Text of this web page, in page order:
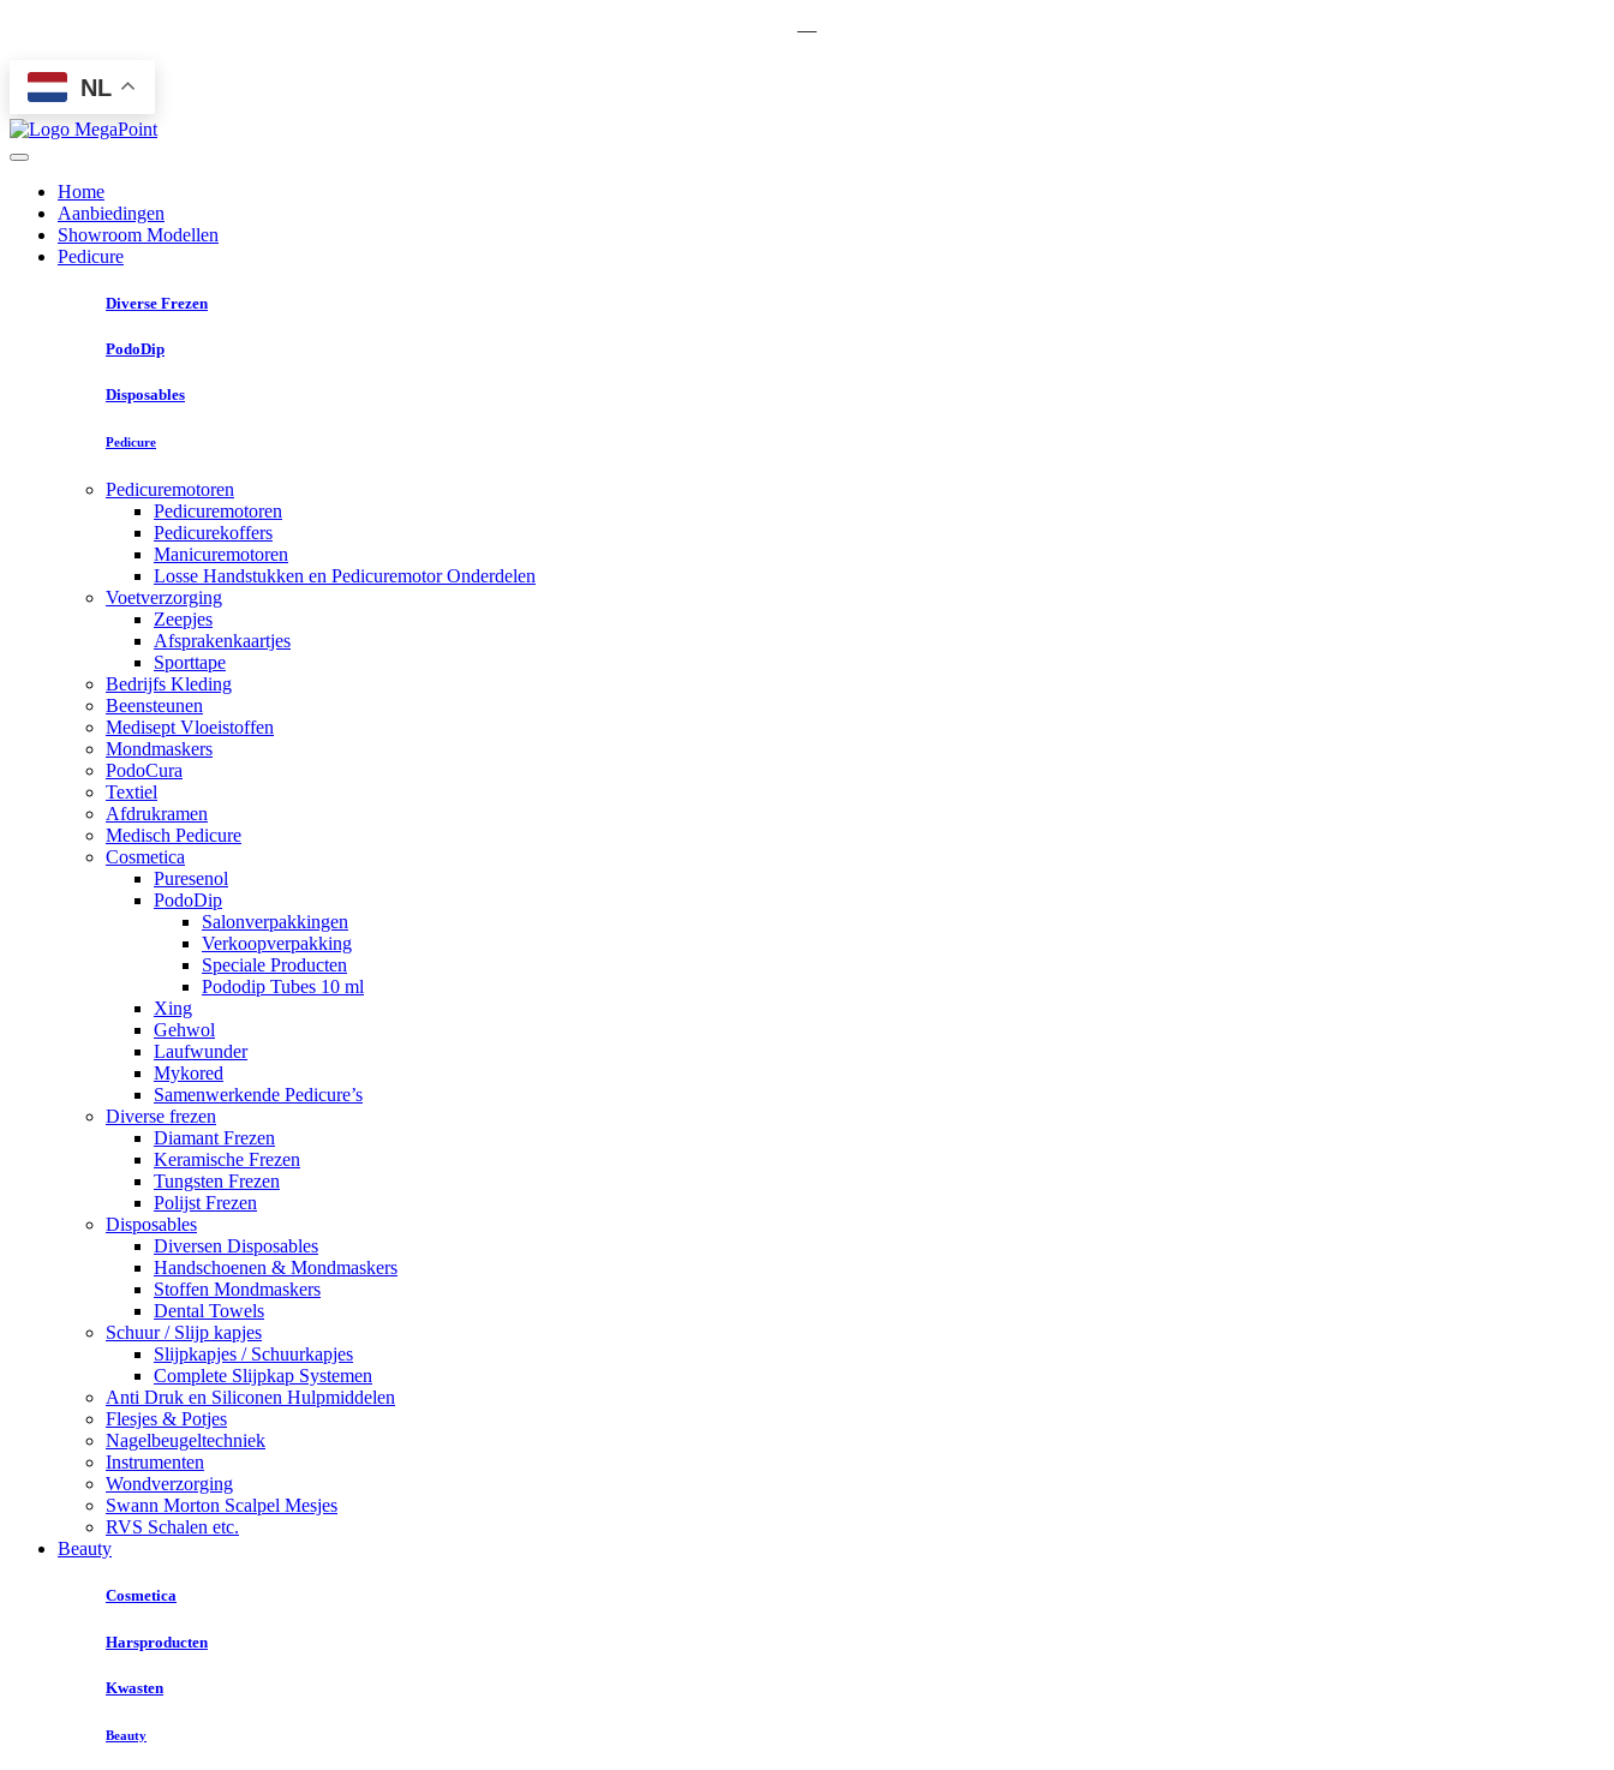
—
NL
Home
Aanbiedingen
Showroom Modellen
Pedicure
Diverse Frezen
PodoDip
Disposables
Pedicure
Pedicuremotoren
Pedicuremotoren
Pedicurekoffers
Manicuremotoren
Losse Handstukken en Pedicuremotor Onderdelen
Voetverzorging
Zeepjes
Afsprakenkaartjes
Sporttape
Bedrijfs Kleding
Beensteunen
Medisept Vloeistoffen
Mondmaskers
PodoCura
Textiel
Afdrukramen
Medisch Pedicure
Cosmetica
Puresenol
PodoDip
Salonverpakkingen
Verkoopverpakking
Speciale Producten
Pododip Tubes 10 ml
Xing
Gehwol
Laufwunder
Mykored
Samenwerkende Pedicure’s
Diverse frezen
Diamant Frezen
Keramische Frezen
Tungsten Frezen
Polijst Frezen
Disposables
Diversen Disposables
Handschoenen & Mondmaskers
Stoffen Mondmaskers
Dental Towels
Schuur / Slijp kapjes
Slijpkapjes / Schuurkapjes
Complete Slijpkap Systemen
Anti Druk en Siliconen Hulpmiddelen
Flesjes & Potjes
Nagelbeugeltechniek
Instrumenten
Wondverzorging
Swann Morton Scalpel Mesjes
RVS Schalen etc.
Beauty
Cosmetica
Harsproducten
Kwasten
Beauty